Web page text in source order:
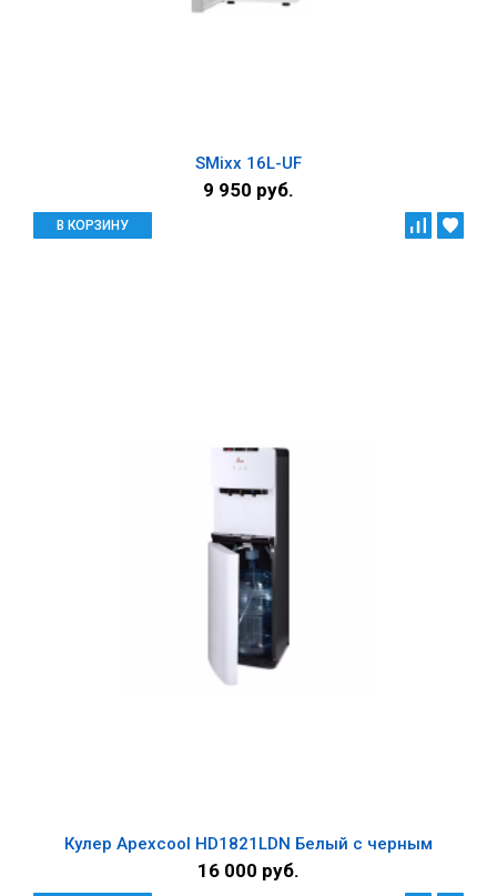
SMixx 16L-UF
9 950 руб.
В КОРЗИНУ
Кулер Apexcool HD1821LDN Белый с черным
16 000 руб.